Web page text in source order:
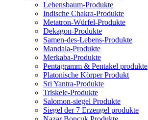
Lebensbaum-Produkte
Indische Chakra-Produkte
Metatron-Würfel-Produkte
Dekagon-Produkte
Samen-des-Lebens-Produkte
Mandala-Produkte
Merkaba-Produkte
Pentagramm & Pentakel produkte
Platonische Körper Produkt
Sri Yantra-Produkte
Triskele-Produkte
Salomon-siegel Produkte
Siegel der 7 Erzengel produkte